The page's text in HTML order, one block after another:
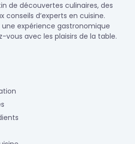
de découvertes culinaires, des
conseils d’experts en cuisine.
expérience gastronomique
vous avec les plaisirs de la table.